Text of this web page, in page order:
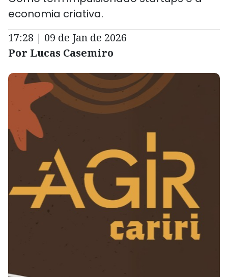
economia criativa.
17:28 | 09 de Jan de 2026
Por Lucas Casemiro